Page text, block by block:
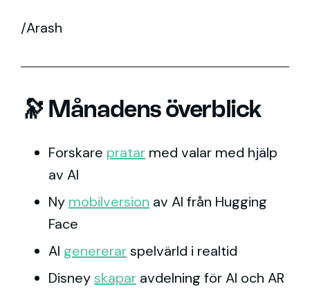
/Arash
🔭 Månadens överblick
Forskare pratar med valar med hjälp
av AI
Ny mobilversion av AI från Hugging
Face
AI genererarspelvärld i realtid
Disneyskapar avdelning för AI och AR